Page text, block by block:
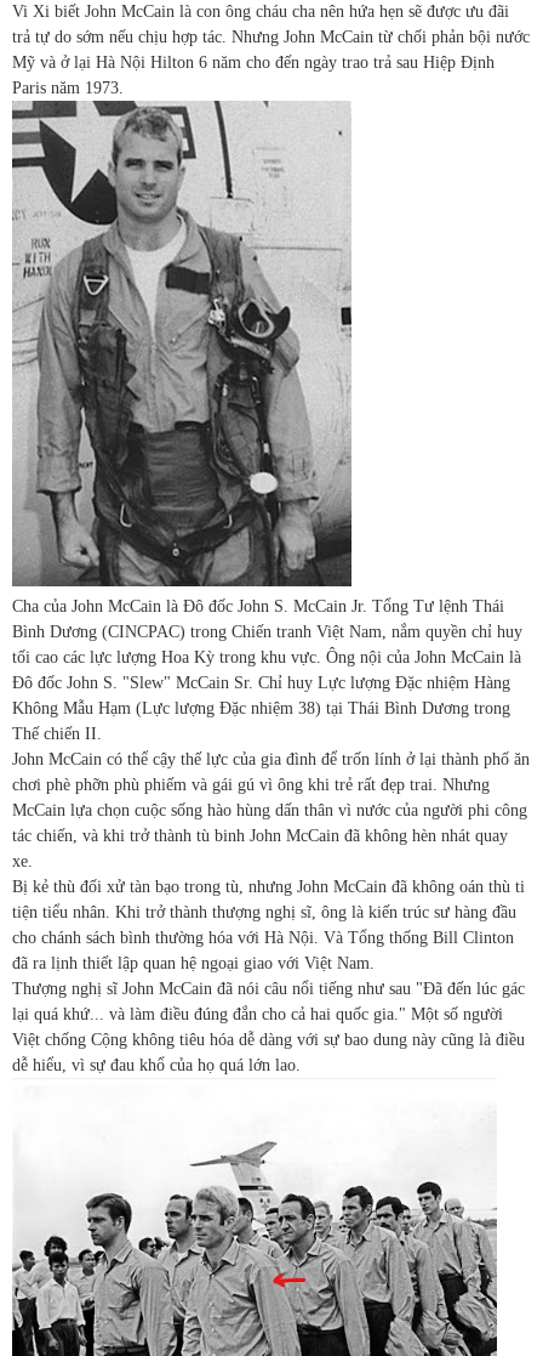
Vi Xi biết John McCain là con ông cháu cha nên hứa hẹn sẽ được ưu đãi
trả tự do sớm nếu chịu hợp tác. Nhưng John McCain từ chối phản bội nước
Mỹ và ở lại Hà Nội Hilton 6 năm cho đến ngày trao trả sau Hiệp Định
Paris năm 1973.
Cha của John McCain là Đô đốc John S. McCain Jr. Tổng Tư lệnh Thái
Bình Dương (CINCPAC) trong Chiến tranh Việt Nam, nắm quyền chỉ huy
tối cao các lực lượng Hoa Kỳ trong khu vực. Ông nội của John McCain là
Đô đốc John S. "Slew" McCain Sr. Chỉ huy Lực lượng Đặc nhiệm Hàng
Không Mẫu Hạm (Lực lượng Đặc nhiệm 38) tại Thái Bình Dương trong
Thế chiến II.
John McCain có thể cậy thế lực của gia đình để trốn lính ở lại thành phố ăn
chơi phè phỡn phù phiếm và gái gú vì ông khi trẻ rất đẹp trai. Nhưng
McCain lựa chọn cuộc sống hào hùng dấn thân vì nước của người phi công
tác chiến, và khi trở thành tù binh John McCain đã không hèn nhát quay
xe.
Bị kẻ thù đối xử tàn bạo trong tù, nhưng John McCain đã không oán thù ti
tiện tiểu nhân. Khi trở thành thượng nghị sĩ, ông là kiến trúc sư hàng đầu
cho chánh sách bình thường hóa với Hà Nội. Và Tổng thống Bill Clinton
đã ra lịnh thiết lập quan hệ ngoại giao với Việt Nam.
Thượng nghị sĩ John McCain đã nói câu nổi tiếng như sau "Đã đến lúc gác
lại quá khứ... và làm điều đúng đắn cho cả hai quốc gia." Một số người
Việt chống Cộng không tiêu hóa dễ dàng với sự bao dung này cũng là điều
dễ hiểu, vì sự đau khổ của họ quá lớn lao.